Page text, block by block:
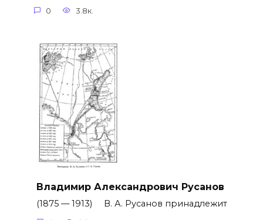
0 3.8к.
Владимир Александрович Русанов
(1875 — 1913) В. А. Русанов принадлежит